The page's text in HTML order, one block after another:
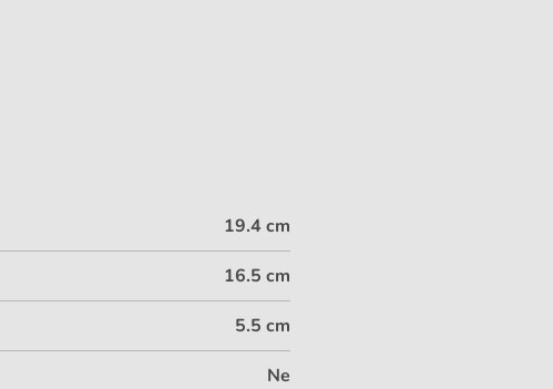
19.4 cm
16.5 cm
5.5 cm
Ne